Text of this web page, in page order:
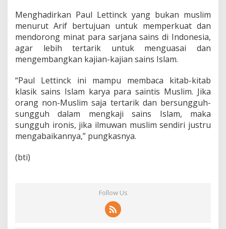
Menghadirkan Paul Lettinck yang bukan muslim
menurut Arif bertujuan untuk memperkuat dan
mendorong minat para sarjana sains di Indonesia,
agar lebih tertarik untuk menguasai dan
mengembangkan kajian-kajian sains Islam.
“Paul Lettinck ini mampu membaca kitab-kitab
klasik sains Islam karya para saintis Muslim. Jika
orang non-Muslim saja tertarik dan bersungguh-
sungguh dalam mengkaji sains Islam, maka
sungguh ironis, jika ilmuwan muslim sendiri justru
mengabaikannya,” pungkasnya.
(bti)
Follow Us